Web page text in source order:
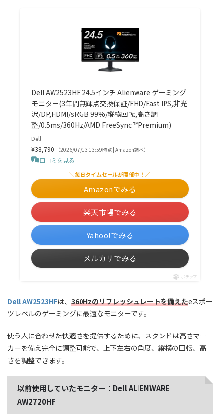
Dell AW2523HF 24.5インチ Alienware ゲーミング
モニター(3年間無輝点交換保証/FHD/Fast IPS,非光
沢/DP,HDMI/sRGB 99%/縦横回転,高さ調
整/0.5ms/360Hz/AMD FreeSync ™Premium)
Dell
¥38,790
（2026/07/13 13:59時点 | Amazon調べ）
口コミを見る
＼毎日タイムセールが開催中！／
Amazonでみる
楽天市場でみる
Yahoo!でみる
メルカリでみる
ポチップ
Dell AW2523HFは、 360Hzのリフレッシュレートを備えたeスポー
ツレベルのゲーミングに最適なモニターです。
使う人に合わせた快適さを提供するために、スタンドは高さマー
カーを備え完全に調整可能で、上下左右の角度、縦横の回転、高
さを調整できます。
以前使用していたモニター：Dell ALIENWARE
AW2720HF